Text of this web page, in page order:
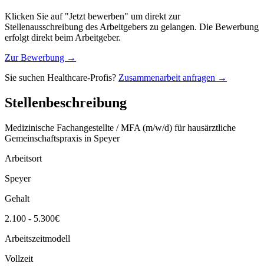
Klicken Sie auf "Jetzt bewerben" um direkt zur
Stellenausschreibung des Arbeitgebers zu gelangen. Die Bewerbung
erfolgt direkt beim Arbeitgeber.
Zur Bewerbung →
Sie suchen Healthcare-Profis? Zusammenarbeit anfragen →
Stellenbeschreibung
Medizinische Fachangestellte / MFA (m/w/d) für hausärztliche
Gemeinschaftspraxis in Speyer
Arbeitsort
Speyer
Gehalt
2.100 - 5.300€
Arbeitszeitmodell
Vollzeit